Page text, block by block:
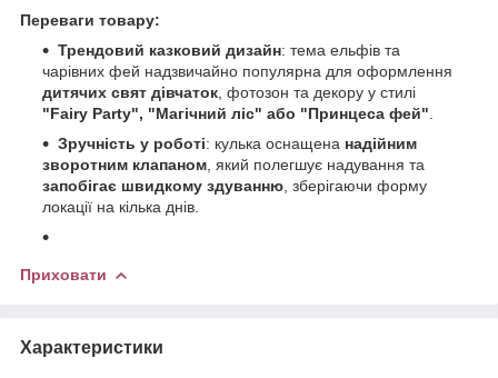
Переваги товару:
Трендовий казковий дизайн: тема ельфів та
чарівних фей надзвичайно популярна для оформлення
дитячих свят дівчаток , фотозон та декору у стилі
"Fairy Party", "Магічний ліс" або "Принцеса фей"
Зручність у роботі: кулька оснащена надійним
зворотним клапаном , який полегшує надування та
запобігає швидкому здуванню , зберігаючи форму
локації на кілька днів.
Приховати
Характеристики